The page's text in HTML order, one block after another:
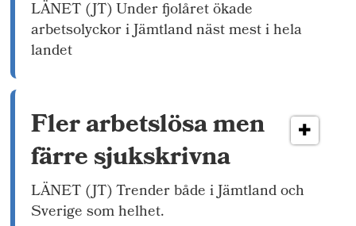
LÄNET (JT) Under fjolåret ökade
arbetsolyckor i Jämtland näst mest i hela
landet
Fler arbetslösa men
färre sjukskrivna
LÄNET (JT) Trender både i Jämtland och
Sverige som helhet.